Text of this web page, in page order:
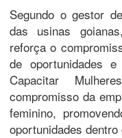
Segundo o gestor
das usinas
reforça o
de oportunidades
Capacitar
compromisso da
feminino,
oportunidades